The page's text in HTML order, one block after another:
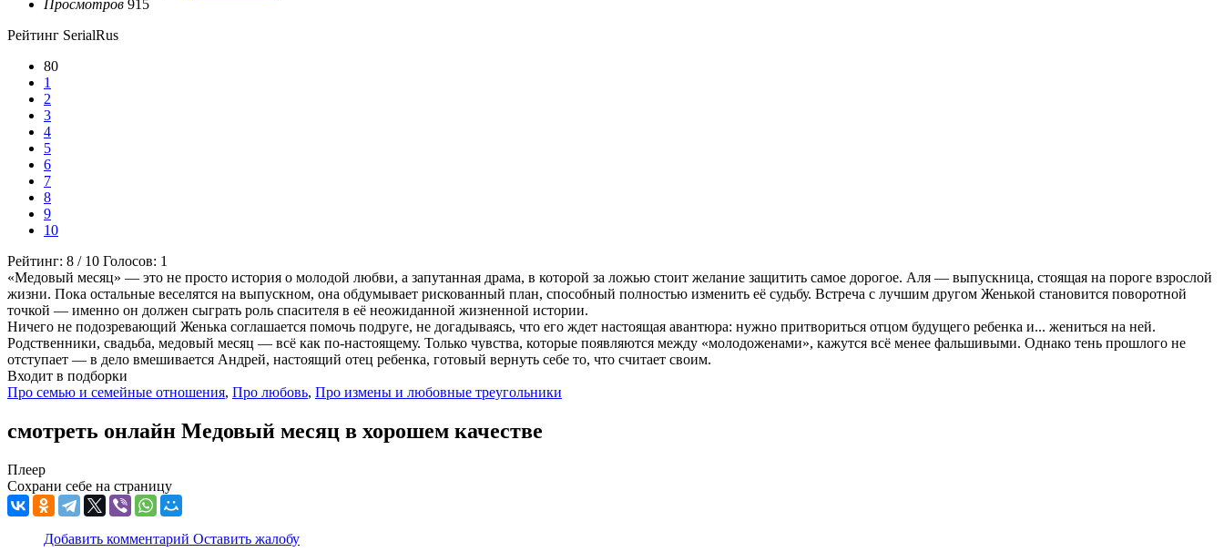
Просмотров 915
Рейтинг SerialRus
80
1
2
3
4
5
6
7
8
9
10
Рейтинг: 8 / 10 Голосов: 1
«Медовый месяц» — это не просто история о молодой любви, а запутанная драма, в которой за ложью стоит желание защитить самое дорогое. Аля — выпускница, стоящая на пороге взрослой
жизни. Пока остальные веселятся на выпускном, она обдумывает рискованный план, способный полностью изменить её судьбу. Встреча с лучшим другом Женькой становится поворотной
точкой — именно он должен сыграть роль спасителя в её неожиданной жизненной истории.
Ничего не подозревающий Женька соглашается помочь подруге, не догадываясь, что его ждет настоящая авантюра: нужно притвориться отцом будущего ребенка и... жениться на ней.
Родственники, свадьба, медовый месяц — всё как по-настоящему. Только чувства, которые появляются между «молодоженами», кажутся всё менее фальшивыми. Однако тень прошлого не
отступает — в дело вмешивается Андрей, настоящий отец ребенка, готовый вернуть себе то, что считает своим.
Входит в подборки
Про семью и семейные отношения, Про любовь, Про измены и любовные треугольники
смотреть онлайн Медовый месяц в хорошем качестве
Плеер
Сохрани себе на страницу
Добавить комментарий Оставить жалобу